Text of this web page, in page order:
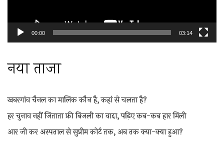
00:00 03:14
नया ताजा
खबरगांव चैनल का मालिक कौन है, कहां से चलता है?
हर चुनाव नहीं जिताता फ्री बिजली का वादा, पढ़िए कब-कब हार मिली
आर जी कर अस्पताल से सुप्रीम कोर्ट तक, अब तक क्या-क्या हुआ?